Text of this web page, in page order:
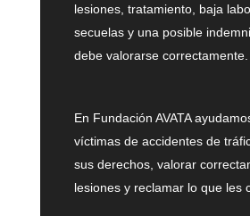
lesiones, tratamiento, baja
secuelas y una posible
debe valorarse correctamente.
En Fundación AVATA
víctimas de accidentes de
sus derechos, valorar
lesiones y reclamar lo que les